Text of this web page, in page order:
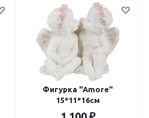
Фигурка "Amore"
15*11*16см